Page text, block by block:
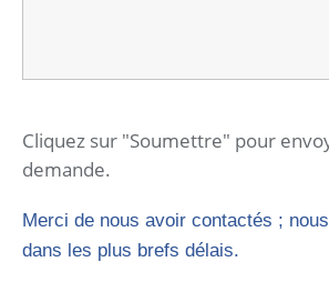
Cliquez sur "Soumettre" pour
demande.
Merci de nous avoir contactés ;
dans les plus brefs délais.